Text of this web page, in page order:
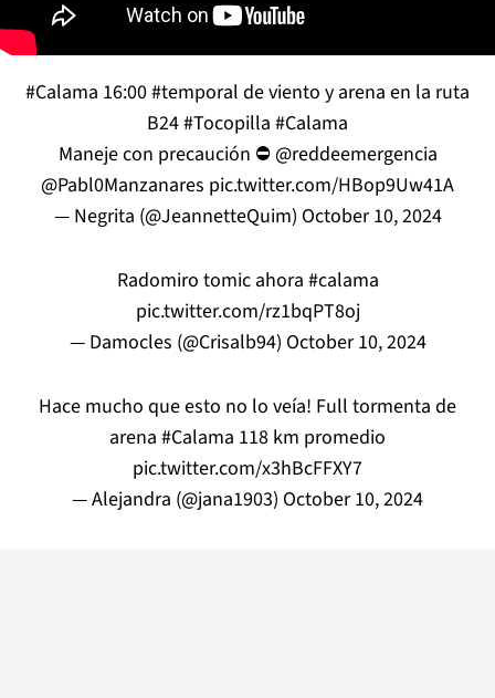
#Calama 16:00#temporal de viento y arena en la ruta
B24#Tocopilla #Calama
Maneje con precaución ⛔️ @reddeemergencia
@Pabl0Manzanares pic.twitter.com/HBop9Uw41A
— Negrita (@JeannetteQuim) October 10, 2024
Radomiro tomic ahora #calama
pic.twitter.com/rz1bqPT8oj
— Damocles (@Crisalb94) October 10, 2024
Hace mucho que esto no lo veía! Full tormenta de
arena #Calama 118 km promedio
pic.twitter.com/x3hBcFFXY7
— Alejandra (@jana1903) October 10, 2024